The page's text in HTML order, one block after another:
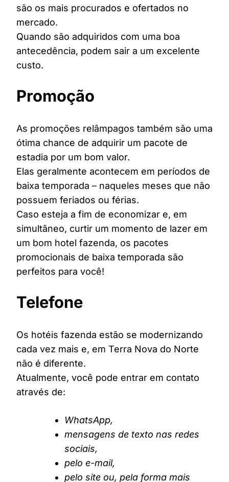
são os mais procurados e ofertados no
mercado.
Quando são adquiridos com uma boa
antecedência, podem sair a um excelente
custo.
Promoção
As promoções relâmpagos também são uma
ótima chance de adquirir um pacote de
estadia por um bom valor.
Elas geralmente acontecem em períodos de
baixa temporada – naqueles meses que não
possuem feriados ou férias.
Caso esteja a fim de economizar e, em
simultâneo, curtir um momento de lazer em
um bom hotel fazenda, os pacotes
promocionais de baixa temporada são
perfeitos para você!
Telefone
Os hotéis fazenda estão se modernizando
cada vez mais e, em Terra Nova do Norte
não é diferente.
Atualmente, você pode entrar em contato
através de:
WhatsApp,
mensagens de texto nas redes
sociais,
pelo e-mail,
pelo site ou, pela forma mais